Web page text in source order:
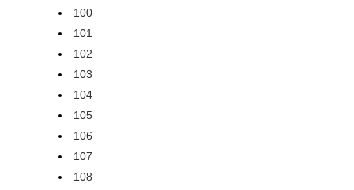
100
101
102
103
104
105
106
107
108